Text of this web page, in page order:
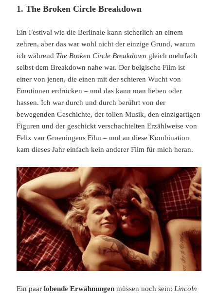
1. The Broken Circle Breakdown
Ein Festival wie die Berlinale kann sicherlich an einem
zehren, aber das war wohl nicht der einzige Grund, warum
ich während The Broken Circle Breakdown gleich mehrfach
selbst dem Breakdown nahe war. Der belgische Film ist
einer von jenen, die einen mit der schieren Wucht von
Emotionen erdrücken – und das kann man lieben oder
hassen. Ich war durch und durch berührt von der
bewegenden Geschichte, der tollen Musik, den einzigartigen
Figuren und der geschickt verschachtelten Erzählweise von
Felix van Groeningens Film – und an diese Kombination
kam dieses Jahr einfach kein anderer Film für mich heran.
Ein paarlobende Erwähnungen müssen noch sein: Lincoln